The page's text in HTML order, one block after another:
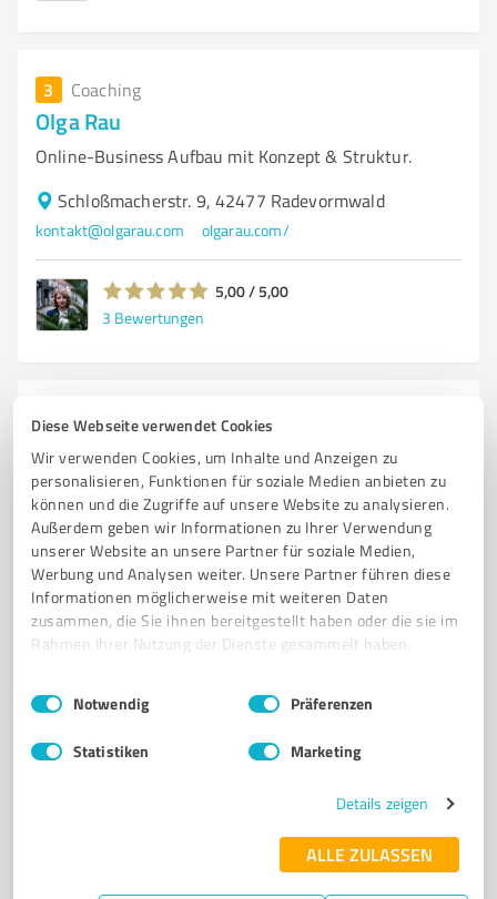
Diese Webseite verwendet Cookies
Wir verwenden Cookies, um Inhalte und Anzeigen zu
personalisieren, Funktionen für soziale Medien anbieten zu
können und die Zugriffe auf unsere Website zu analysieren.
Außerdem geben wir Informationen zu Ihrer Verwendung
unserer Website an unsere Partner für soziale Medien,
Werbung und Analysen weiter. Unsere Partner führen diese
Informationen möglicherweise mit weiteren Daten
zusammen, die Sie ihnen bereitgestellt haben oder die sie im
Rahmen Ihrer Nutzung der Dienste gesammelt haben.
Impressum Datenschutzbestimmungen
Einwilligungsauswahl
Notwendig Präferenzen
Statistiken Marketing
Details zeigen
ALLE ZULASSEN
3 Coaching
Olga Rau
Online-Business Aufbau mit Konzept & Struktur.
Schloßmacherstr. 9, 42477 Radevormwald
kontakt@olgarau.com olgarau.com/
5,00 / 5,00
3 Bewertungen
4 Coaching
Christian Browa - systemisches Coaching
Systemisches Coaching Supervision Beratung NLP The
Work
WENN DU WISSEN WILLST
WO DU ALS MENSCH & ELTERNTEIL GERADE STEHST? WAS DEINE ROLLE IN DER
FAMILIE IST UND WIE DU EINE WAHRHAFTIGE BEZIEHUNG ZU DEINEM PARTNER
DEINEN KINDERN & LETZTLICH ZU DIR SELBST
mail@christianbrowa.de christianbrowa.de/